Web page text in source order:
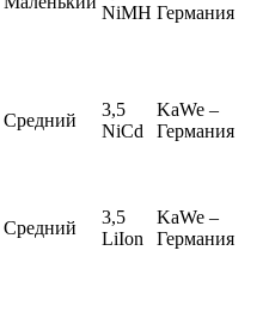
NiMH Германия
Средний
3,5
NiCd
KaWe –
Германия
Средний
3,5
LiIon
KaWe –
Германия